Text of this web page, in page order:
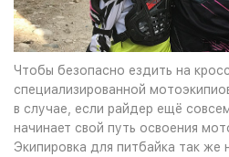
Чтобы безопасно ездить на
специализированной
в случае, если райдер ещё
начинает свой путь освоения
Экипировка для питбайка так